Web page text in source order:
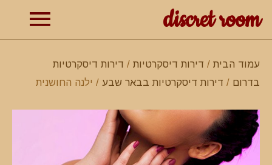
discret room
עמוד הבית / דירות דיסקרטיות / דירות דיסקרטיות
בדרום / דירות דיסקרטיות בבאר שבע / ילנה החושנית